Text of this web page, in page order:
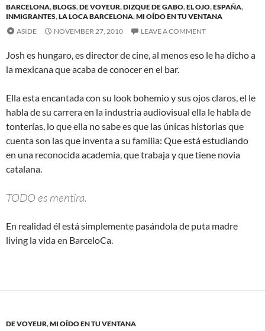
BARCELONA,BLOGS,DE VOYEUR,DIZQUE DE GABO,EL OJO,ESPAÑA,
INMIGRANTES,LA LOCA BARCELONA,MI OÍDO EN TU VENTANA
ASIDE
NOVEMBER 27, 2010 LEAVE A COMMENT
Josh es hungaro, es director de cine, al menos eso le ha dicho a
la mexicana que acaba de conocer en el bar.
Ella esta encantada con su look bohemio y sus ojos claros, el le
habla de su carrera en la industria audiovisual ella le habla de
tonterías, lo que ella no sabe es que las únicas historias que
cuenta son las que inventa a su familia: Que está estudiando
en una reconocida academia, que trabaja y que tiene novia
catalana.
TODO es mentira.
En realidad él está simplemente pasándola de puta madre
living la vida en BarceloCa.
DE VOYEUR,MI OÍDO EN TU VENTANA